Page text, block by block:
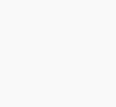
first released. It may have